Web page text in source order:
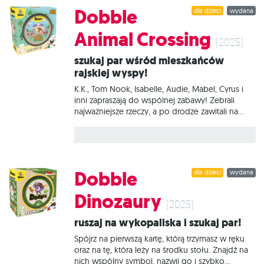
rozszerzenie zawierające dwa dodatkowe
moduły. Twierdze pozwalają nam oznaczać
spowolnić działania przeciwników i przyspieszyć
własny rozwój. Z kolei Orient wprowadza nowy
zestaw kart rozwoju, oferujący zupełnie nowe
efekty. Moduły można wykorzystać samodzielnie
lub razem, by stworzyć własną, jeszcze bardziej
wydana
dla dzieci
Dobble
Animal Crossing (2025)
Szukaj par wśród mieszkańców
rajskiej wyspy!
K.K., Tom Nook, Isabelle, Audie, Mabel, Cyrus i
inni zapraszają do wspólnej zabawy! Zebrali
najważniejsze rzeczy, a po drodze zawitali na
charakterystyczne przedmioty. Czy uda Ci się
wypatrzyć identyczne obrazki zanim zrobią to
pierwszą kartę, którą trzymasz w ręku oraz na tę,
która leży na środku stołu. Znajdź na nich
wspólny symbol, nazwij go i szybko pozbądź się
swojej karty. Teraz następna! Tylko nie zwątp,
dwie dowolne karty zawsze łączy
wydana
dla dzieci
Dobble
Dinozaury (2025)
Ruszaj na wykopaliska i szukaj par!
Spójrz na pierwszą kartę, którą trzymasz w ręku
oraz na tę, która leży na środku stołu. Znajdź na
nich wspólny symbol, nazwij go i szybko